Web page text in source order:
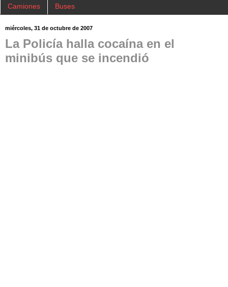
Camiones Buses
miércoles, 31 de octubre de 2007
La Policía halla cocaína en el
minibús que se incendió